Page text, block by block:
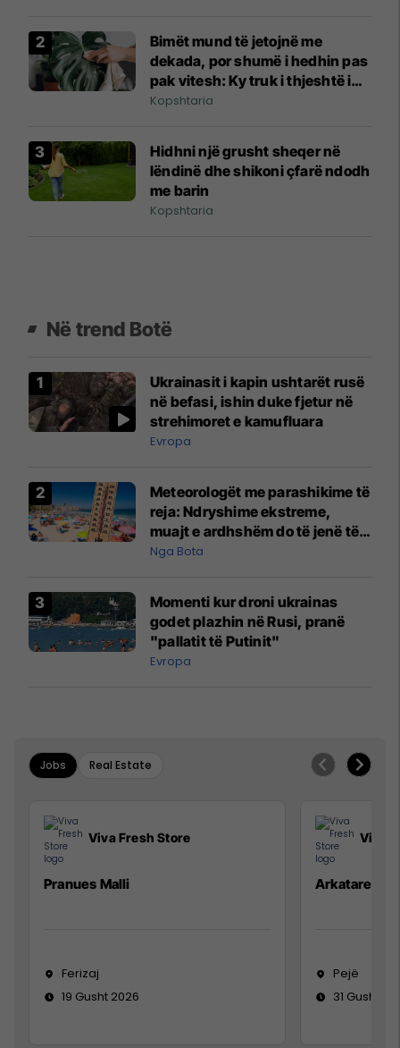
Bimët mund të jetojnë me
dekada, por shumë i hedhin pas
pak vitesh: Ky truk i thjeshtë i
shpëton
Kopshtaria
Hidhni një grusht sheqer në
lëndinë dhe shikoni çfarë ndodh
me barin
Kopshtaria
Në trend Botë
Ukrainasit i kapin ushtarët rusë
në befasi, ishin duke fjetur në
strehimoret e kamufluara
Evropa
Meteorologët me parashikime të
reja: Ndryshime ekstreme,
muajt e ardhshëm do të jenë të
pazakontë
Nga Bota
Momenti kur droni ukrainas
godet plazhin në Rusi, pranë
"pallatit të Putinit"
Evropa
Jobs Real Estate
Viva Fresh Store
Pranues Malli
Ferizaj
19 Gusht 2026
Viva
Arkatare
Pejë
31 Gusht